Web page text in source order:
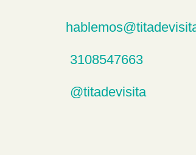
3108547663
@titadevisita